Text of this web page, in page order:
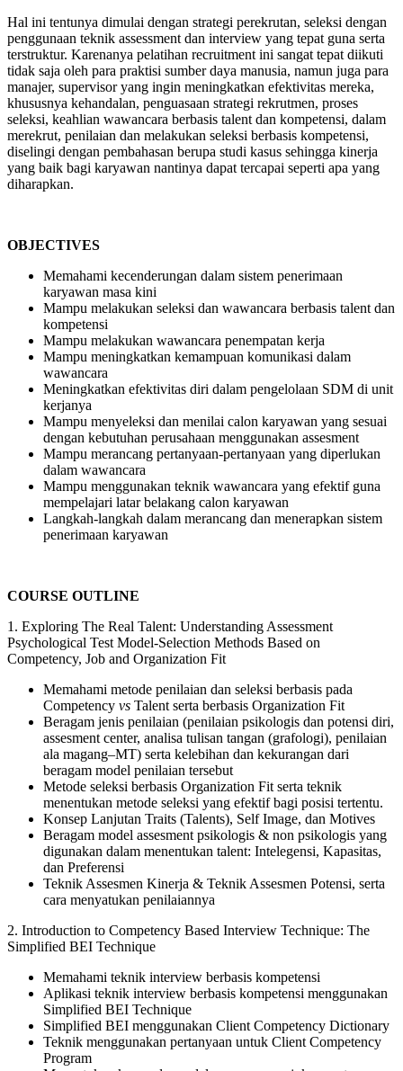
Hal ini tentunya dimulai dengan strategi perekrutan, seleksi dengan
penggunaan teknik assessment dan interview yang tepat guna serta
terstruktur. Karenanya pelatihan recruitment ini sangat tepat diikuti
tidak saja oleh para praktisi sumber daya manusia, namun juga para
manajer, supervisor yang ingin meningkatkan efektivitas mereka,
khususnya kehandalan, penguasaan strategi rekrutmen, proses
seleksi, keahlian wawancara berbasis talent dan kompetensi, dalam
merekrut, penilaian dan melakukan seleksi berbasis kompetensi,
diselingi dengan pembahasan berupa studi kasus sehingga kinerja
yang baik bagi karyawan nantinya dapat tercapai seperti apa yang
diharapkan.
OBJECTIVES
Memahami kecenderungan dalam sistem penerimaan
karyawan masa kini
Mampu melakukan seleksi dan wawancara berbasis talent dan
kompetensi
Mampu melakukan wawancara penempatan kerja
Mampu meningkatkan kemampuan komunikasi dalam
wawancara
Meningkatkan efektivitas diri dalam pengelolaan SDM di unit
kerjanya
Mampu menyeleksi dan menilai calon karyawan yang sesuai
dengan kebutuhan perusahaan menggunakan assesment
Mampu merancang pertanyaan-pertanyaan yang diperlukan
dalam wawancara
Mampu menggunakan teknik wawancara yang efektif guna
mempelajari latar belakang calon karyawan
Langkah-langkah dalam merancang dan menerapkan sistem
penerimaan karyawan
COURSE OUTLINE
1. Exploring The Real Talent: Understanding Assessment
Psychological Test Model-Selection Methods Based on
Competency, Job and Organization Fit
Memahami metode penilaian dan seleksi berbasis pada
Competency vs Talent serta berbasis Organization Fit
Beragam jenis penilaian (penilaian psikologis dan potensi diri,
assesment center, analisa tulisan tangan (grafologi), penilaian
ala magang–MT) serta kelebihan dan kekurangan dari
beragam model penilaian tersebut
Metode seleksi berbasis Organization Fit serta teknik
menentukan metode seleksi yang efektif bagi posisi tertentu.
Konsep Lanjutan Traits (Talents), Self Image, dan Motives
Beragam model assesment psikologis & non psikologis yang
digunakan dalam menentukan talent: Intelegensi, Kapasitas,
dan Preferensi
Teknik Assesmen Kinerja & Teknik Assesmen Potensi, serta
cara menyatukan penilaiannya
2. Introduction to Competency Based Interview Technique: The
Simplified BEI Technique
Memahami teknik interview berbasis kompetensi
Aplikasi teknik interview berbasis kompetensi menggunakan
Simplified BEI Technique
Simplified BEI menggunakan Client Competency Dictionary
Teknik menggunakan pertanyaan untuk Client Competency
Program